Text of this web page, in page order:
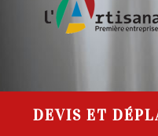
DEVIS ET